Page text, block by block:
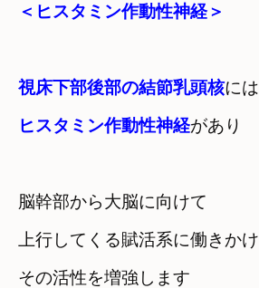
＜ヒスタミン作動性神経＞
視床下部後部の結節乳頭核
ヒスタミン作動性神経があり
脳幹部から大脳に向けて
上行してくる賦活系に働きかけ
その活性を増強します